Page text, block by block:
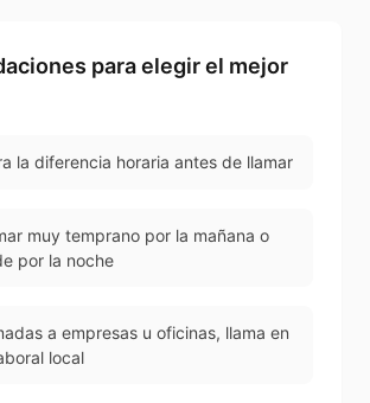
para elegir el mejor
la diferencia horaria antes de llamar
muy temprano por la mañana o
por la noche
a empresas u oficinas, llama en
local